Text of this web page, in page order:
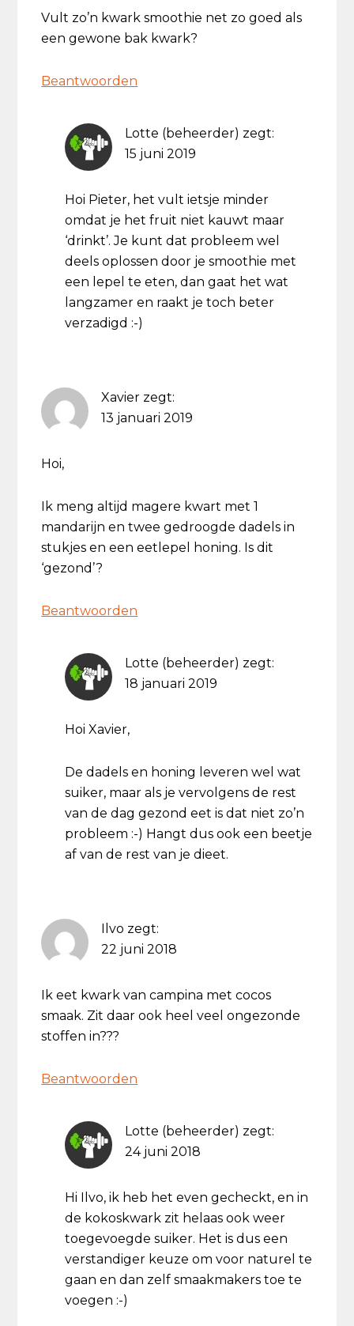
Vult zo’n kwark smoothie net zo goed als
een gewone bak kwark?
Beantwoorden
Lotte (beheerder) zegt:
15 juni 2019
Hoi Pieter, het vult ietsje minder
omdat je het fruit niet kauwt maar
‘drinkt’. Je kunt dat probleem wel
deels oplossen door je smoothie met
een lepel te eten, dan gaat het wat
langzamer en raakt je toch beter
verzadigd :-)
Xavier zegt:
13 januari 2019
Hoi,
Ik meng altijd magere kwart met 1
mandarijn en twee gedroogde dadels in
stukjes en een eetlepel honing. Is dit
‘gezond’?
Beantwoorden
Lotte (beheerder) zegt:
18 januari 2019
Hoi Xavier,
De dadels en honing leveren wel wat
suiker, maar als je vervolgens de rest
van de dag gezond eet is dat niet zo’n
probleem :-) Hangt dus ook een beetje
af van de rest van je dieet.
Ilvo zegt:
22 juni 2018
Ik eet kwark van campina met cocos
smaak. Zit daar ook heel veel ongezonde
stoffen in???
Beantwoorden
Lotte (beheerder) zegt:
24 juni 2018
Hi Ilvo, ik heb het even gecheckt, en in
de kokoskwark zit helaas ook weer
toegevoegde suiker. Het is dus een
verstandiger keuze om voor naturel te
gaan en dan zelf smaakmakers toe te
voegen :-)